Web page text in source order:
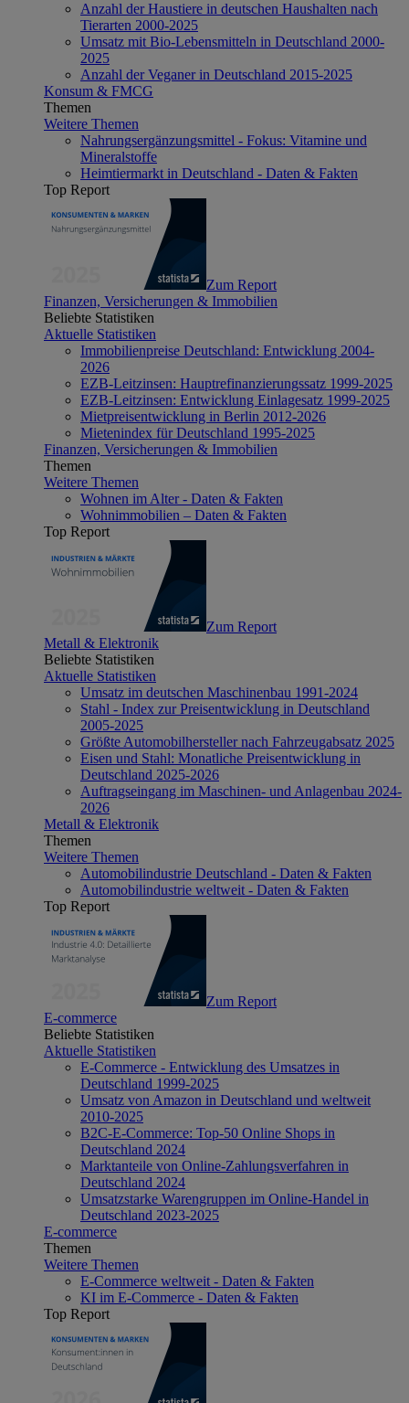
Anzahl der Haustiere in deutschen Haushalten nach
Tierarten 2000-2025
Umsatz mit Bio-Lebensmitteln in Deutschland 2000-
2025
Anzahl der Veganer in Deutschland 2015-2025
Konsum & FMCG
Themen
Weitere Themen
Nahrungsergänzungsmittel - Fokus: Vitamine und
Mineralstoffe
Heimtiermarkt in Deutschland - Daten & Fakten
Top Report
Zum Report
Finanzen, Versicherungen & Immobilien
Beliebte Statistiken
Aktuelle Statistiken
Immobilienpreise Deutschland: Entwicklung 2004-
2026
EZB-Leitzinsen: Hauptrefinanzierungssatz 1999-2025
EZB-Leitzinsen: Entwicklung Einlagesatz 1999-2025
Mietpreisentwicklung in Berlin 2012-2026
Mietenindex für Deutschland 1995-2025
Finanzen, Versicherungen & Immobilien
Themen
Weitere Themen
Wohnen im Alter - Daten & Fakten
Wohnimmobilien – Daten & Fakten
Top Report
Zum Report
Metall & Elektronik
Beliebte Statistiken
Aktuelle Statistiken
Umsatz im deutschen Maschinenbau 1991-2024
Stahl - Index zur Preisentwicklung in Deutschland
2005-2025
Größte Automobilhersteller nach Fahrzeugabsatz 2025
Eisen und Stahl: Monatliche Preisentwicklung in
Deutschland 2025-2026
Auftragseingang im Maschinen- und Anlagenbau 2024-
2026
Metall & Elektronik
Themen
Weitere Themen
Automobilindustrie Deutschland - Daten & Fakten
Automobilindustrie weltweit - Daten & Fakten
Top Report
Zum Report
E-commerce
Beliebte Statistiken
Aktuelle Statistiken
E-Commerce - Entwicklung des Umsatzes in
Deutschland 1999-2025
Umsatz von Amazon in Deutschland und weltweit
2010-2025
B2C-E-Commerce: Top-50 Online Shops in
Deutschland 2024
Marktanteile von Online-Zahlungsverfahren in
Deutschland 2024
Umsatzstarke Warengruppen im Online-Handel in
Deutschland 2023-2025
E-commerce
Themen
Weitere Themen
E-Commerce weltweit - Daten & Fakten
KI im E-Commerce - Daten & Fakten
Top Report